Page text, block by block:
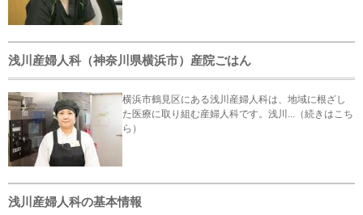
浅川産婦人科（神奈川県横浜市）産院ごはん
横浜市鶴見区にある浅川産婦人科は、地域に根ざし
た医療に取り組む産婦人科です。浅川...（続きはこち
ら）
浅川産婦人科の基本情報